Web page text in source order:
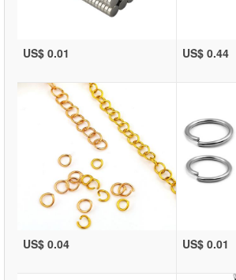
US$ 0.01 US$ 0.44
US$ 0.04 US$ 0.01